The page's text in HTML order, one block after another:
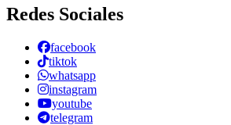
Redes Sociales
facebook
tiktok
whatsapp
instagram
youtube
telegram